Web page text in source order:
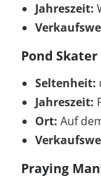
Jahreszeit:
Pond Skater
Seltenheit:
Jahreszeit:
Ort: Auf
Praying